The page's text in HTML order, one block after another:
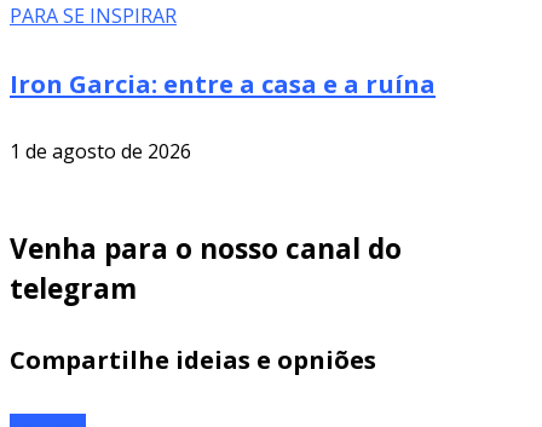
PARA SE INSPIRAR
Iron Garcia: entre a casa e a ruína
1 de agosto de 2026
Venha para o nosso canal do
telegram
Compartilhe ideias e opniões